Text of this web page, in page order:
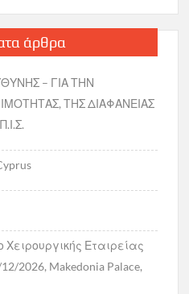
άρθρα
– ΓΙΑ ΤΗΝ
ΤΗΣ ΔΙΑΦΑΝΕΙΑΣ
Εταιρείας
2026, Makedonia Palace,